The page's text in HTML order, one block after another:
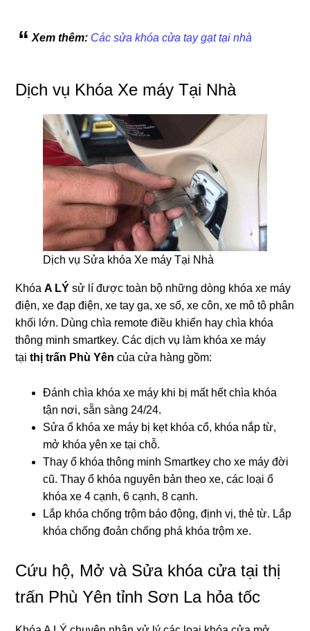
Xem thêm: Các sửa khóa cửa tay gạt tại nhà
Dịch vụ Khóa Xe máy Tại Nhà
Dịch vụ Sửa khóa Xe máy Tại Nhà
KhóaA LÝ sử lí được toàn bộ những dòng khóa xe máy
điện, xe đạp điện, xe tay ga, xe số, xe côn, xe mô tô phân
khối lớn. Dùng chìa remote điều khiển hay chìa khóa
thông minh smartkey. Các dịch vụ làm khóa xe máy
tạithị trấn Phù Yêncủa cửa hàng gồm:
Đánh chìa khóa xe máy khi bị mất hết chìa khóa
tận nơi, sẵn sàng 24/24.
Sửa ổ khóa xe máy bị kẹt khóa cổ, khóa nắp từ,
mở khóa yên xe tại chỗ.
Thay ổ khóa thông minh Smartkey cho xe máy đời
cũ. Thay ổ khóa nguyên bản theo xe, các loại ổ
khóa xe 4 cạnh, 6 cạnh, 8 cạnh.
Lắp khóa chống trộm báo động, định vị, thẻ từ. Lắp
khóa chống đoản chống phá khóa trộm xe.
Cứu hộ, Mở và Sửa khóa cửa tại thị
trấn Phù Yên tỉnh Sơn La hỏa tốc